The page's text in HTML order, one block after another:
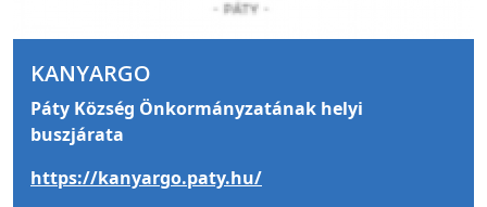
KANYARGO
Páty Község Önkormányzatának helyi
buszjárata
https://kanyargo.paty.hu/